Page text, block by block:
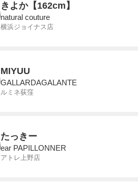
きよか【162cm】
natural couture
横浜ジョイナス店
MIYUU
GALLARDAGALANTE
ルミネ荻窪
たっきー
ear PAPILLONNER
アトレ上野店